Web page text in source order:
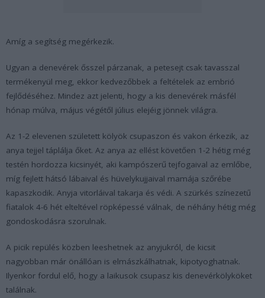
Amíg a segítség megérkezik.
Ugyan a denevérek ősszel párzanak, a petesejt csak tavasszal
termékenyül meg, ekkor kedvezőbbek a feltételek az embrió
fejlődéséhez. Mindez azt jelenti, hogy a kis denevérek másfél
hónap múlva, május végétől július elejéig jönnek világra.
Az 1-2 elevenen született kölyök csupaszon és vakon érkezik, az
anya tejjel táplálja őket. Az anya az ellést követően 1-2 hétig még
testén hordozza kicsinyét, aki kampószerű tejfogaival az emlőbe,
míg fejlett hátsó lábaival és hüvelykujjaival mamája szőrébe
kapaszkodik. Anyja vitorláival takarja és védi. A szürkés színezetű
fiatalok 4-6 hét elteltével röpképessé válnak, de néhány hétig még
gondoskodásra szorulnak.
A picik repülés közben leeshetnek az anyjukról, de kicsit
nagyobban már önállóan is elmászkálhatnak, kipotyoghatnak.
Ilyenkor fordul elő, hogy a laikusok csupasz kis denevérkölyköket
találnak.